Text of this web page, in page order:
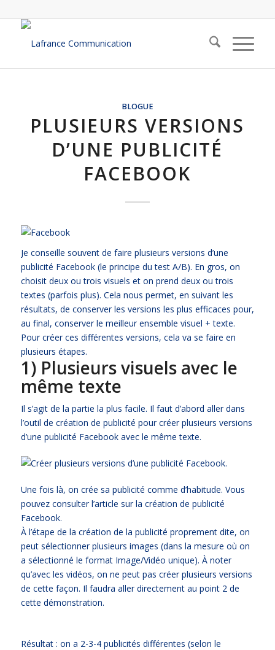
BLOGUE
PLUSIEURS VERSIONS
D’UNE PUBLICITÉ
FACEBOOK
Je conseille souvent de faire plusieurs versions d’une
publicité Facebook (le principe du test A/B). En gros, on
choisit deux ou trois visuels et on prend deux ou trois
textes (parfois plus). Cela nous permet, en suivant les
résultats, de conserver les versions les plus efficaces pour,
au final, conserver le meilleur ensemble visuel + texte.
Pour créer ces différentes versions, cela va se faire en
plusieurs étapes.
1) Plusieurs visuels avec le
même texte
Il s’agit de la partie la plus facile. Il faut d’abord aller dans
l’outil de création de publicité pour créer plusieurs versions
d’une publicité Facebook avec le même texte.
Une fois là, on crée sa publicité comme d’habitude. Vous
pouvez consulter l’article sur la création de publicité
Facebook.
À l’étape de la création de la publicité proprement dite, on
peut sélectionner plusieurs images (dans la mesure où on
a sélectionné le format Image/Vidéo unique). À noter
qu’avec les vidéos, on ne peut pas créer plusieurs versions
de cette façon. Il faudra aller directement au point 2 de
cette démonstration.
Résultat : on a 2-3-4 publicités différentes (selon le